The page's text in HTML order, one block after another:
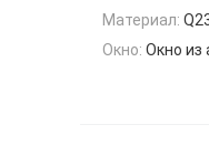
Материал:
Окно: Окно из